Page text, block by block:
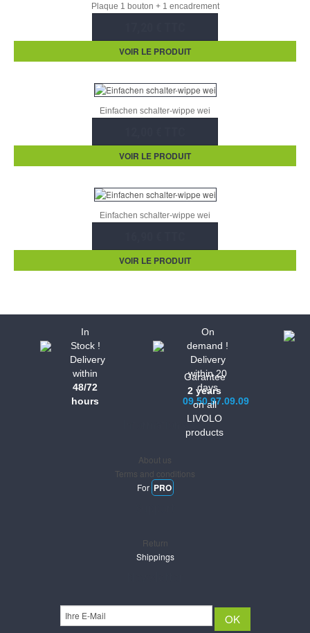
Plaque 1 bouton + 1 encadrement
VOIR LE PRODUIT
Einfachen schalter-wippe wei
VOIR LE PRODUIT
Einfachen schalter-wippe wei
VOIR LE PRODUIT
In
Stock !
Delivery
within
48/72
hours
On
demand !
Delivery
within 20
days
09.50.97.09.09
Garantee
2 years
on all
LIVOLO
products
About us
Terms and conditions
For PRO
Return
Shippings